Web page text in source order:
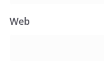
Web